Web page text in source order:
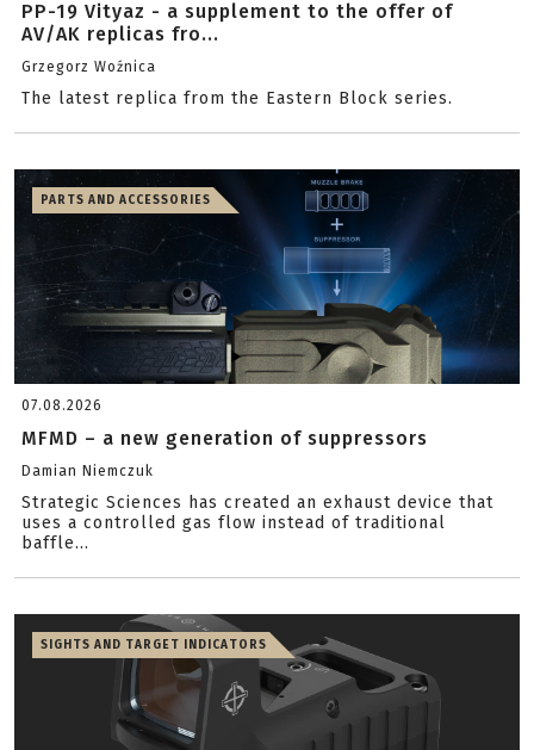
PP-19 Vityaz - a supplement to the offer of
AV/AK replicas fro...
Grzegorz Woźnica
The latest replica from the Eastern Block series.
PARTS AND ACCESSORIES
07.08.2026
MFMD – a new generation of suppressors
Damian Niemczuk
Strategic Sciences has created an exhaust device that
uses a controlled gas flow instead of traditional
baffle...
SIGHTS AND TARGET INDICATORS